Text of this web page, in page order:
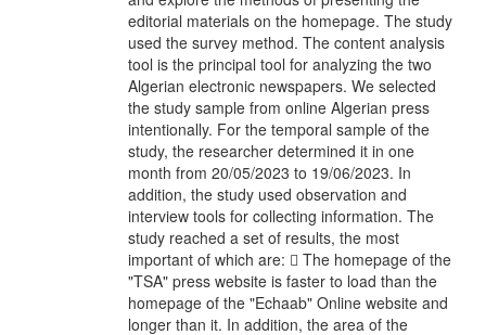
editorial materials on the homepage. The study
used the survey method. The content analysis
tool is the principal tool for analyzing the two
Algerian electronic newspapers. We selected
the study sample from online Algerian press
intentionally. For the temporal sample of the
study, the researcher determined it in one
month from 20/05/2023 to 19/06/2023. In
addition, the study used observation and
interview tools for collecting information. The
study reached a set of results, the most
important of which are:  The homepage of the
"TSA" press website is faster to load than the
homepage of the "Echaab" Online website and
longer than it. In addition, the area of the